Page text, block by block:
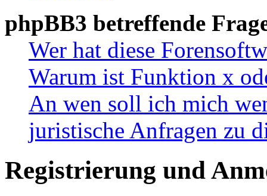
phpBB3 betreffende
Wer hat diese
Warum ist Funktion x
An wen soll ich mich
juristische Anfragen zu
Registrierung und